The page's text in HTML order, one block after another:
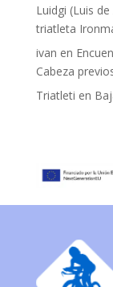
Luidgi (Luis
triatleta
ivan en
Cabeza
Triatleti en